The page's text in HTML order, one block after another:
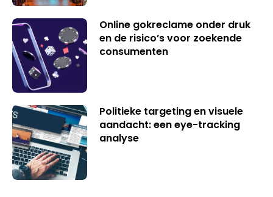
Online gokreclame onder druk
en de risico’s voor zoekende
consumenten
Politieke targeting en visuele
aandacht: een eye-tracking
analyse